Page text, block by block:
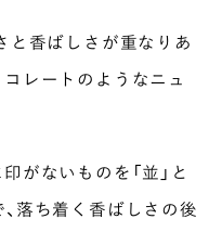
と香ばしさが重なりあ
レートのようなニュ
がないものを「並」と
落ち着く香ばしさの後